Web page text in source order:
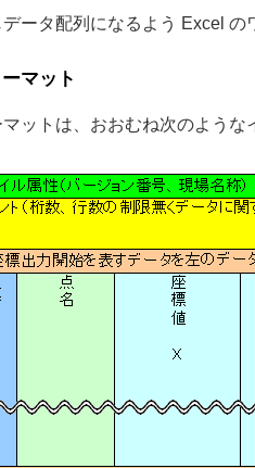
ータ配列になるよう Excel の
マット
ットは、おおむね次のような